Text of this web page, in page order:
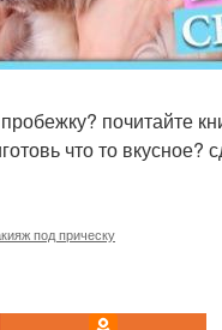
почитайте
что то вкусное?
под прическу